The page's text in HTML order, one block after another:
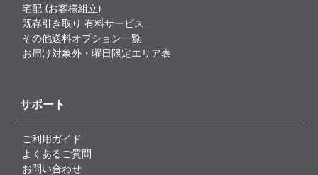
宅配 (お客様組立)
既存引き取り 有料サービス
その他送料オプション一覧
お届け対象外・曜日限定エリア表
サポート
ご利用ガイド
よくあるご質問
お問い合わせ